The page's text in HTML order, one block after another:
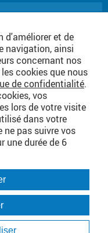
produits
légales
d'améliorer et de
navigation, ainsi
concernant nos
cookies que nous
de confidentialité.
vos
lors de votre visite
dans votre
ne pas suivre vos
une durée de 6